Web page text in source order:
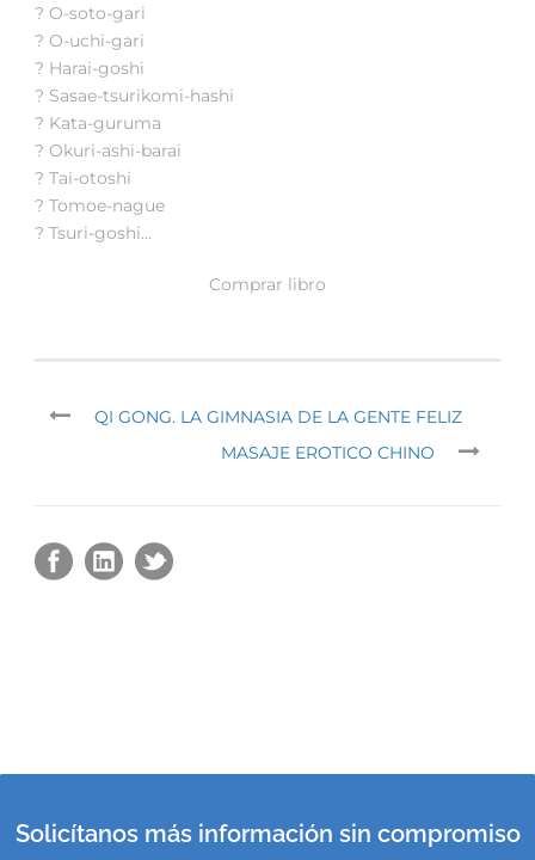
? O-soto-gari
? O-uchi-gari
? Harai-goshi
? Sasae-tsurikomi-hashi
? Kata-guruma
? Okuri-ashi-barai
? Tai-otoshi
? Tomoe-nague
? Tsuri-goshi…
Comprar libro
QI GONG. LA GIMNASIA DE LA GENTE FELIZ
MASAJE EROTICO CHINO
Solicítanos más información sin compromiso